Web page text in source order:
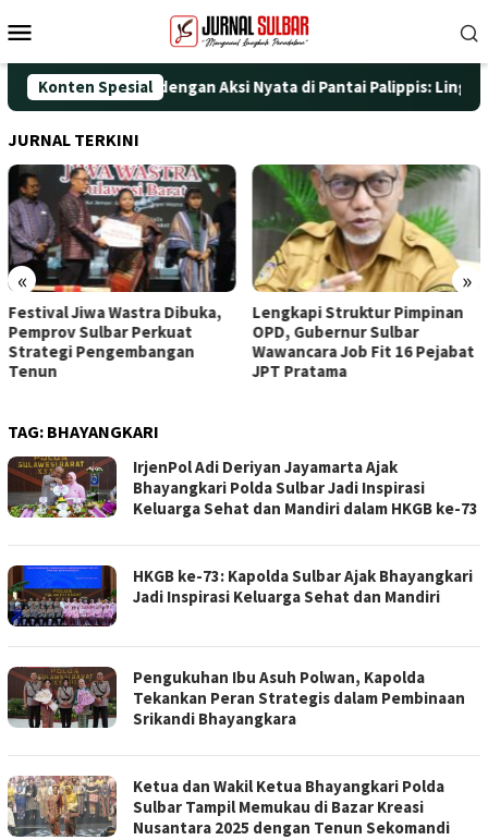
ke
Mobile
Konten Spesial
HUT ke-25 dengan Aksi Nyata di Pantai Palippis:
JURNAL TERKINI
« »
Festival Jiwa Wastra Dibuka,
Pemprov Sulbar Perkuat
Strategi Pengembangan
Tenun
Lengkapi Struktur Pimpinan
OPD, Gubernur Sulbar
Wawancara Job Fit 16 Pejabat
JPT Pratama
TAG: BHAYANGKARI
IrjenPol Adi Deriyan Jayamarta Ajak
Bhayangkari Polda Sulbar Jadi Inspirasi
Keluarga Sehat dan Mandiri dalam HKGB ke-73
HKGB ke-73: Kapolda Sulbar Ajak Bhayangkari
Jadi Inspirasi Keluarga Sehat dan Mandiri
Pengukuhan Ibu Asuh Polwan, Kapolda
Tekankan Peran Strategis dalam Pembinaan
Srikandi Bhayangkara
Ketua dan Wakil Ketua Bhayangkari Polda
Sulbar Tampil Memukau di Bazar Kreasi
Nusantara 2025 dengan Tenun Sekomandi